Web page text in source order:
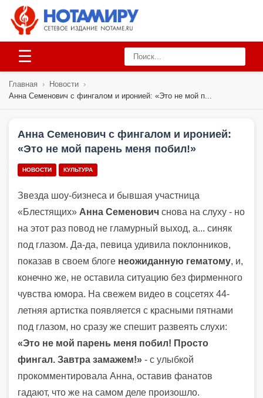
☰
Главная › Новости ›
Анна Семенович с фингалом и иронией: «Это не мой п...
Анна Семенович с фингалом и иронией:
«Это не мой парень меня побил!»
НОВОСТИ КУЛЬТУРА
Звезда шоу-бизнеса и бывшая участница
«Блестящих» Анна Семенович снова на слуху - но
на этот раз повод не гламурный выход, а... синяк
под глазом. Да-да, певица удивила поклонников,
показав в своем блоге неожиданную гематому, и,
конечно же, не оставила ситуацию без фирменного
чувства юмора. На свежем видео в соцсетях 44-
летняя артистка появляется с красными пятнами
под глазом, но сразу же спешит развеять слухи:
«Это не мой парень меня побил! Просто
фингал. Завтра замажем!» - с улыбкой
прокомментировала Анна, оставив фанатов
гадают, что же на самом деле произошло.